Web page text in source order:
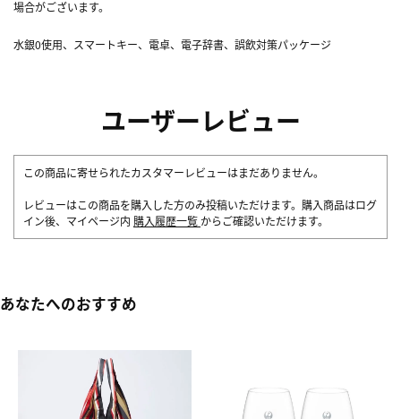
場合がございます。
水銀0使用、スマートキー、電卓、電子辞書、誤飲対策パッケージ
ユーザーレビュー
この商品に寄せられたカスタマーレビューはまだありません。
レビューはこの商品を購入した方のみ投稿いただけます。購入商品はログ
イン後、マイページ内 購入履歴一覧 からご確認いただけます。
あなたへのおすすめ